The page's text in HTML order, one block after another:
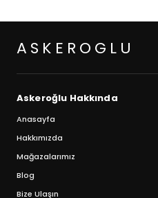
ASKEROGLU
Askeroğlu Hakkında
Anasayfa
Hakkımızda
Mağazalarımız
Blog
Bize Ulaşın